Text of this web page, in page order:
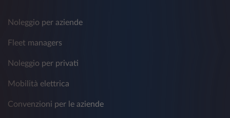
Noleggio per aziende
Fleet managers
Noleggio per privati
Mobilità elettrica
Convenzioni per le aziende